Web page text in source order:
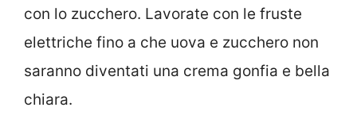
con lo zucchero. Lavorate con le fruste
elettriche fino a che uova e zucchero non
saranno diventati una crema gonfia e bella
chiara.